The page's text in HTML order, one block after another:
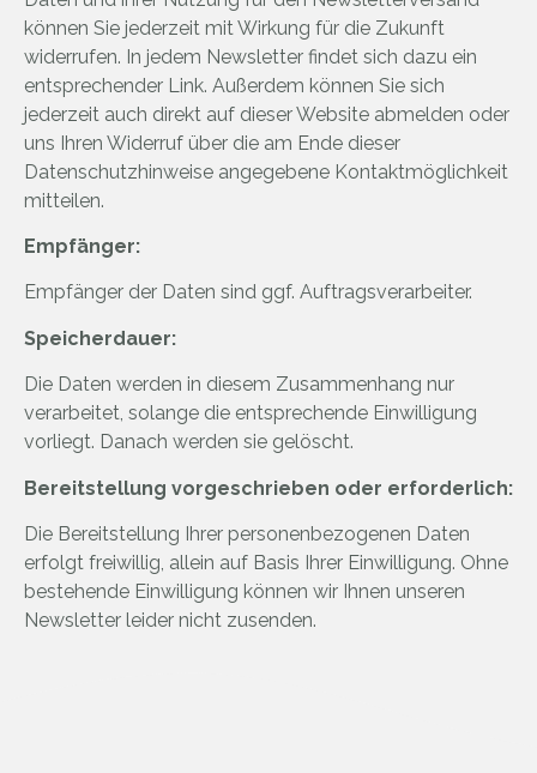
können Sie jederzeit mit Wirkung für die Zukunft
widerrufen. In jedem Newsletter findet sich dazu ein
entsprechender Link. Außerdem können Sie sich
jederzeit auch direkt auf dieser Website abmelden oder
uns Ihren Widerruf über die am Ende dieser
Datenschutzhinweise angegebene Kontaktmöglichkeit
mitteilen.
Empfänger:
Empfänger der Daten sind ggf. Auftragsverarbeiter.
Speicherdauer:
Die Daten werden in diesem Zusammenhang nur
verarbeitet, solange die entsprechende Einwilligung
vorliegt. Danach werden sie gelöscht.
Bereitstellung vorgeschrieben oder erforderlich:
Die Bereitstellung Ihrer personenbezogenen Daten
erfolgt freiwillig, allein auf Basis Ihrer Einwilligung. Ohne
bestehende Einwilligung können wir Ihnen unseren
Newsletter leider nicht zusenden.